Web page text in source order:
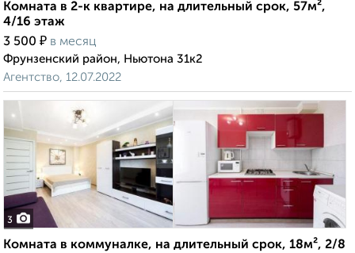
Комната в 2-к квартире, на длительный срок, 57м²,
4/16 этаж
3 500 ₽ в месяц
Фрунзенский район, Ньютона 31к2
Агентство, 12.07.2022
3
Комната в коммуналке, на длительный срок, 18м², 2/8